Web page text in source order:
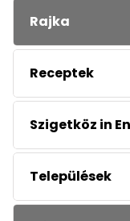
Rajka
Receptek
Szigetköz in
Települések